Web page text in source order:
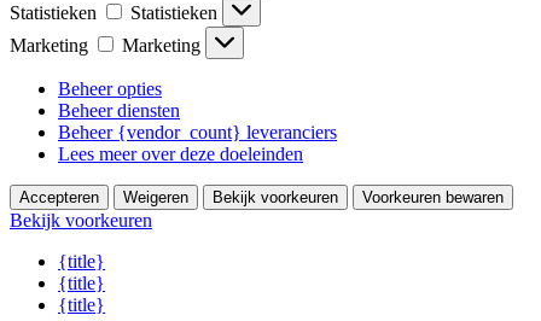
Statistieken
Statistieken
Marketing
Marketing
Beheer opties
Beheer diensten
Beheer {vendor_count} leveranciers
Lees meer over deze doeleinden
Accepteren Weigeren Bekijk voorkeuren Voorkeuren bewaren
Bekijk voorkeuren
{title}
{title}
{title}